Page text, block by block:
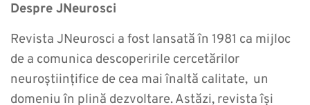
Despre JNeurosci
Revista JNeurosci a fost lansată în 1981 ca mijloc
de a comunica descoperirile cercetărilor
neuroștiințifice de cea mai înaltă calitate, un
domeniu în plină dezvoltare. Astăzi, revista își